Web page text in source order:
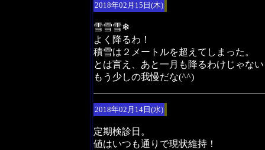
2018年02月15日(木)
雪雪雪❄
よく降るわ！
積雪は２メートルを超えてしまった。
とは言え、あと一月も降るわけじゃな
もう少しの我慢だな(^^)
2018年02月14日(水)
定期検診日。
値はいつも通りで現状維持！